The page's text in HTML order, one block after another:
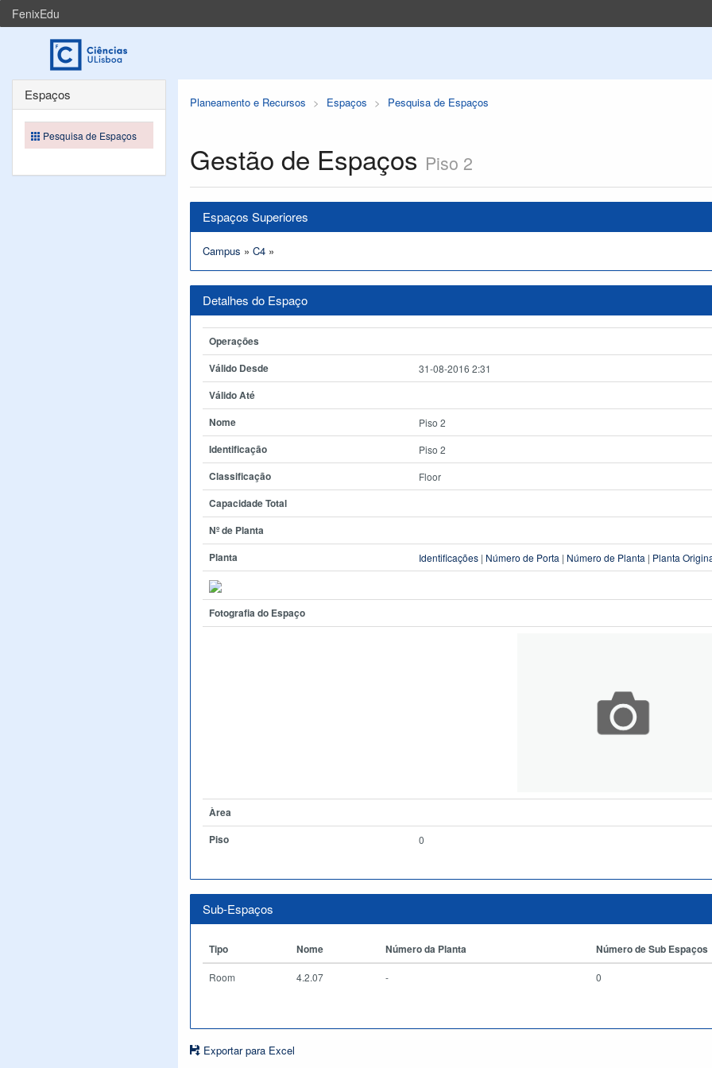
FenixEdu
Planeamento e Recursos Espaços Pesquisa de Espaços
Gestão de Espaços Piso 2
Espaços Superiores
Campus » C4 »
Detalhes do Espaço
Operações
Válido Desde
31-08-2016 2:31
Válido Até
Nome
Piso 2
Identificação Piso 2
Classificação Floor
Capacidade Total
Nº de Planta
Planta
Identificações | Número de Porta | Número de Planta | Planta
Fotografia do Espaço
Àrea
Piso
0
Sub-Espaços
Tipo Nome Número da Planta Número de Sub Espaços
Room 4.2.07 - 0
Exportar para Excel
Espaços
Pesquisa de Espaços